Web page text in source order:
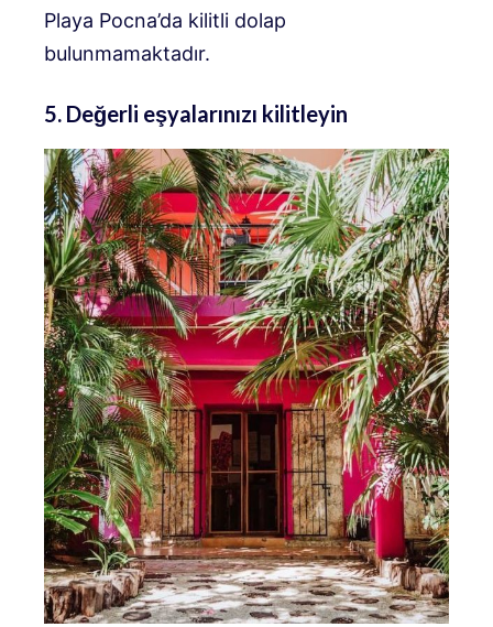
Playa Pocna’da kilitli dolap
bulunmamaktadır.
5. Değerli eşyalarınızı kilitleyin